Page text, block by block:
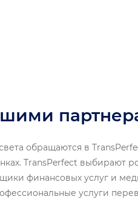
обращаются в
TransPerfect выбирают
финансовых услуг и
услуги